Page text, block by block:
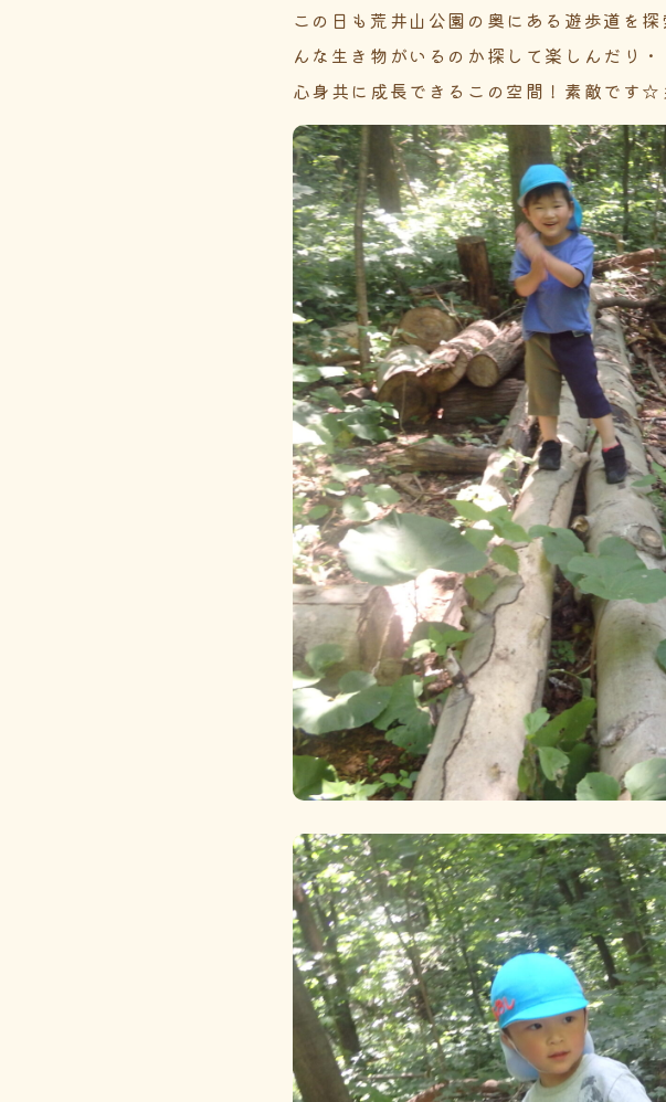
この日も荒井山公園の奥にある遊歩道を
んな生き物がいるのか探して楽しんだり・
心身共に成長できるこの空間！素敵です☆